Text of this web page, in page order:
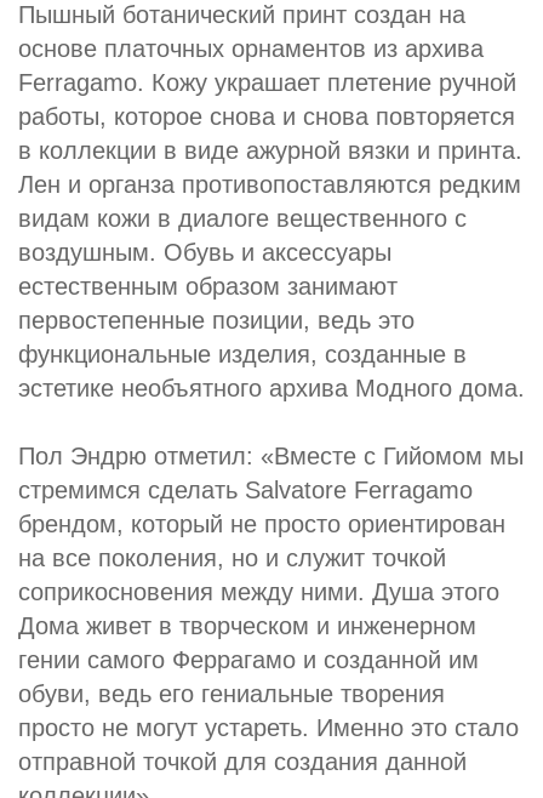
Пышный ботанический принт создан на
основе платочных орнаментов из архива
Ferragamo. Кожу украшает плетение ручной
работы, которое снова и снова повторяется
в коллекции в виде ажурной вязки и принта.
Лен и органза противопоставляются редким
видам кожи в диалоге вещественного с
воздушным. Обувь и аксессуары
естественным образом занимают
первостепенные позиции, ведь это
функциональные изделия, созданные в
эстетике необъятного архива Модного дома.
Пол Эндрю отметил: «Вместе с Гийомом мы
стремимся сделать Salvatore Ferragamo
брендом, который не просто ориентирован
на все поколения, но и служит точкой
соприкосновения между ними. Душа этого
Дома живет в творческом и инженерном
гении самого Феррагамо и созданной им
обуви, ведь его гениальные творения
просто не могут устареть. Именно это стало
отправной точкой для создания данной